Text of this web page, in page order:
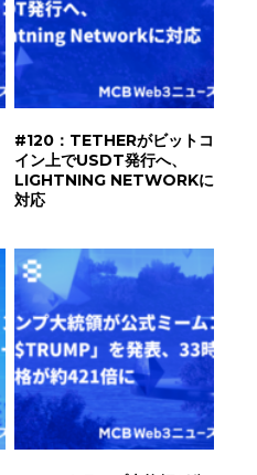
#120：TETHERがビットコ
イン上でUSDT発行へ、
LIGHTNING NETWORKに
対応